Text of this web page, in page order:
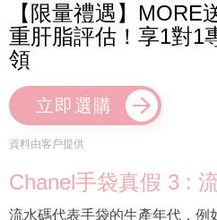
【限量禮遇】MORE
重肝脂評估！享1對1
領
立即選購
資料由客戶提供
Chanel手袋真假 3 :
流水碼代表手袋的生產年代，例